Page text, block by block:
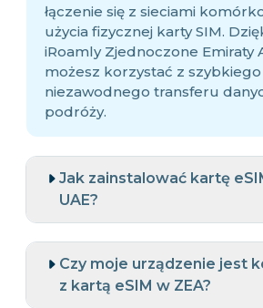
łączenie się z sieciami
użycia fizycznej karty SIM.
iRoamly Zjednoczone Emiraty
możesz korzystać z szybkiego
niezawodnego transferu
podróży.
Jak zainstalować kartę
UAE?
Czy moje urządzenie jest
z kartą eSIM w ZEA?